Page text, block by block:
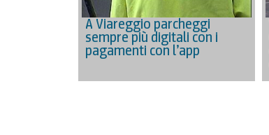
A Viareggio parcheggi
sempre più digitali con i
pagamenti con l’app